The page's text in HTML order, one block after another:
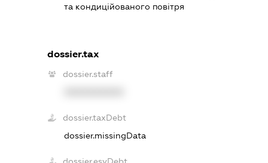
та кондиційованого повітря
dossier.tax
dossier.staff
dossier.taxDebt
dossier.missingData